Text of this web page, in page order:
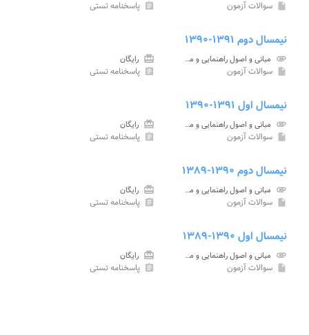
insert_drive_file سوالات آزمون assignment پاسخنامه تستی
نیمسال دوم ۱۳۹۱-۱۳۹۰
attachment مبانی و اصول راهنمایی و مشاوره پیام نور card_giftcard رایگان
insert_drive_file سوالات آزمون assignment پاسخنامه تستی
نیمسال اول ۱۳۹۱-۱۳۹۰
attachment مبانی و اصول راهنمایی و مشاوره پیام نور card_giftcard رایگان
insert_drive_file سوالات آزمون assignment پاسخنامه تستی
نیمسال دوم ۱۳۹۰-۱۳۸۹
attachment مبانی و اصول راهنمایی و مشاوره پیام نور card_giftcard رایگان
insert_drive_file سوالات آزمون assignment پاسخنامه تستی
نیمسال اول ۱۳۹۰-۱۳۸۹
attachment مبانی و اصول راهنمایی و مشاوره پیام نور card_giftcard رایگان
insert_drive_file سوالات آزمون assignment پاسخنامه تستی